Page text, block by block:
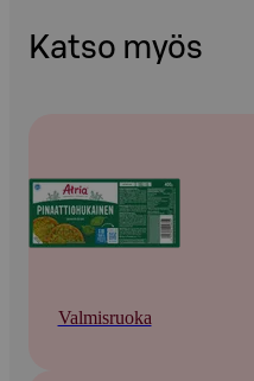
Katso myös
Valmisruoka